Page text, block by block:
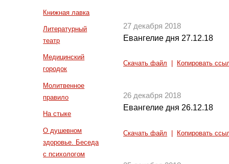
Книжная лавка
Литературный
театр
Медицинский
городок
Молитвенное
правило
На стыке
О душевном
здоровье. Беседа
с психологом
27 декабря 2018
Евангелие дня 27.12.18
Скачать файл Копировать
26 декабря 2018
Евангелие дня 26.12.18
Скачать файл Копировать